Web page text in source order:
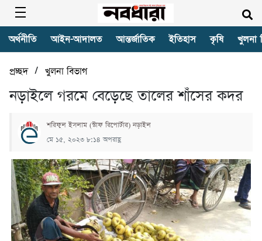
অর্থনীতি আইন-আদালত আন্তর্জাতিক ইতিহাস কৃষি খুলনা
প্রচ্ছদ/ খুলনা বিভাগ
নড়াইলে গরমে বেড়েছে তালের শাঁসের কদর
শরিফুল ইসলাম (স্টাফ রিপোর্টার) নড়াইল
মে ১৫, ২০২৩ ৮:১৪ অপরাহ্ণ